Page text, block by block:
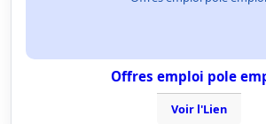
Offres emploi pole
Voir l'Lien